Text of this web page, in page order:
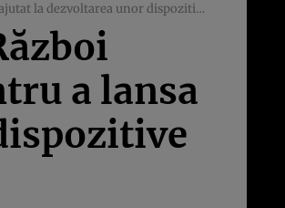
dispozitive utilizate frecvent în prezent
a lansa